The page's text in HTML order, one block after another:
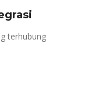
terhubung